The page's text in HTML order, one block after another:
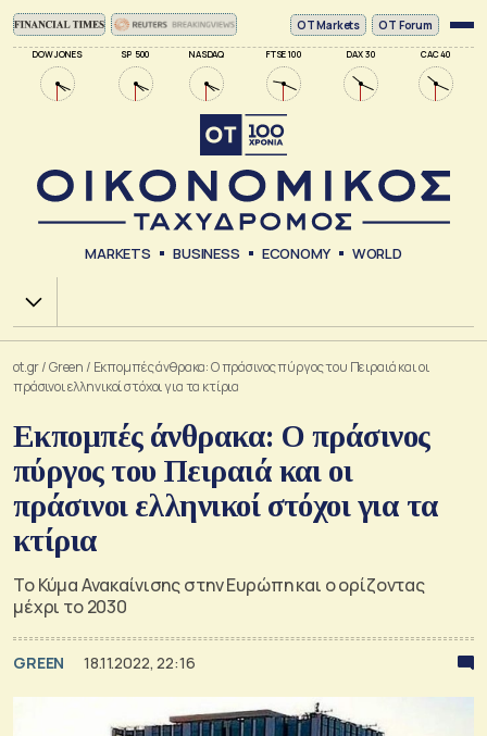
DOW JONES SP 500 NASDAQ FTSE 100 DAX 30 CAC 40
ΟΤ Markets OT Forum
MARKETS BUSINESS ECONOMY WORLD
Χ.Α.
ot.gr/Green / Εκπομπές άνθρακα: Ο πράσινος πύργος του Πειραιά και οι
πράσινοι ελληνικοί στόχοι για τα κτίρια
Εκπομπές άνθρακα: Ο πράσινος
πύργος του Πειραιά και οι
πράσινοι ελληνικοί στόχοι για τα
κτίρια
Το Κύμα Ανακαίνισης στην Ευρώπη και ο ορίζοντας
μέχρι το 2030
GREEN 18.11.2022, 22:16